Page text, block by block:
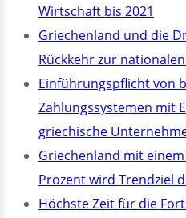
Wirtschaft bis 2021
Griechenland und die
Rückkehr zur
Einführungspflicht von
Zahlungssystemen mit
griechische
Griechenland mit
Prozent wird Trendziel
Höchste Zeit für die